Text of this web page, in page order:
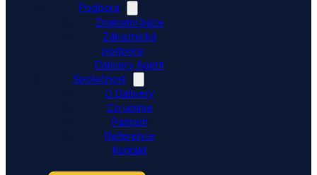
Podpora
Znalostní báze
Zákaznická
podpora
Dativery Agent
Společnost
O Dativery
Co umíme
Partneři
Reference
Kontakt